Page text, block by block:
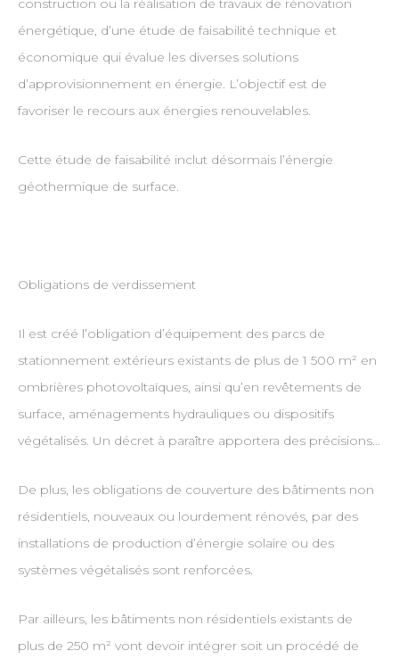
construction ou la réalisation de travaux de rénovation
énergétique, d’une étude de faisabilité technique et
économique qui évalue les diverses solutions
d’approvisionnement en énergie. L’objectif est de
favoriser le recours aux énergies renouvelables.
Cette étude de faisabilité inclut désormais l’énergie
géothermique de surface.
Obligations de verdissement
Il est créé l’obligation d’équipement des parcs de
stationnement extérieurs existants de plus de 1 500 m² en
ombrières photovoltaïques, ainsi qu’en revêtements de
surface, aménagements hydrauliques ou dispositifs
végétalisés. Un décret à paraître apportera des précisions…
De plus, les obligations de couverture des bâtiments non
résidentiels, nouveaux ou lourdement rénovés, par des
installations de production d’énergie solaire ou des
systèmes végétalisés sont renforcées.
Par ailleurs, les bâtiments non résidentiels existants de
plus de 250 m² vont devoir intégrer soit un procédé de